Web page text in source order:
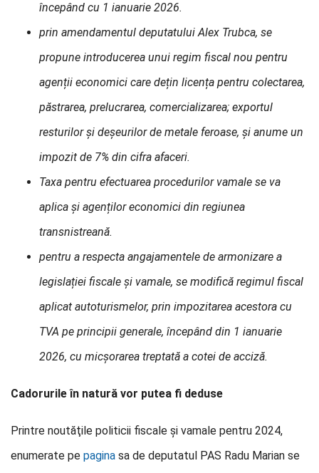
începând cu 1 ianuarie 2026.
prin amendamentul deputatului Alex Trubca, se
propune introducerea unui regim fiscal nou pentru
agenții economici care dețin licența pentru colectarea,
păstrarea, prelucrarea, comercializarea; exportul
resturilor și deșeurilor de metale feroase, și anume un
impozit de 7% din cifra afaceri.
Taxa pentru efectuarea procedurilor vamale se va
aplica și agenților economici din regiunea
transnistreană.
pentru a respecta angajamentele de armonizare a
legislației fiscale și vamale, se modifică regimul fiscal
aplicat autoturismelor, prin impozitarea acestora cu
TVA pe principii generale, începând din 1 ianuarie
2026, cu micșorarea treptată a cotei de acciză.
Cadorurile în natură vor putea fi deduse
Printre noutăţile politicii fiscale şi vamale pentru 2024,
enumerate pe pagina sa de deputatul PAS Radu Marian se